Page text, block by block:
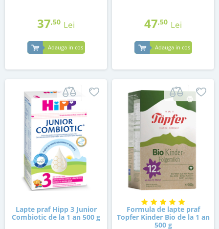
37,50 Lei
Adauga in cos
47,50 Lei
Adauga in cos
Lapte praf Hipp 3 Junior
Combiotic de la 1 an 500 g
Formula de lapte praf
Topfer Kinder Bio de la 1 an
500 g